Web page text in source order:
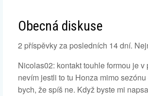
Obecná diskuse
2 příspěvky za posledních 14 dní.
Nicolas02: kontakt touhle formou je v
nevím jestli to tu Honza mimo
bych, že spíš ne. Když byste mi